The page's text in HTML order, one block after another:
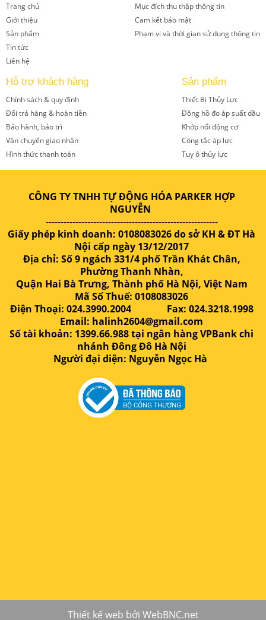
Trang chủ
Giới thiệu
Sản phẩm
Tin tức
Liên hệ
Mục đích thu thập thông tin
Cam kết bảo mật
Phạm vi và thời gian sử dụng thông tin
Hỗ trợ khách hàng
Chính sách & quy định
Đổi trả hàng & hoàn tiền
Bảo hành, bảo trì
Vận chuyển giao nhận
Hình thức thanh toán
Sản phẩm
Thiết Bị Thủy Lực
Đồng hồ đo áp suất dầu
Khớp nối động cơ
Công tắc áp lực
Tuy ô thủy lực
CÔNG TY TNHH TỰ ĐỘNG HÓA PARKER HỢP
NGUYỄN
----------------------------------------------------------
Giấy phép kinh doanh: 0108083026 do sở KH & ĐT Hà
Nội cấp ngày 13/12/2017
Địa chỉ: Số 9 ngách 331/4 phố Trần Khát Chân,
Phường Thanh Nhàn,
Quận Hai Bà Trưng, Thành phố Hà Nội, Việt Nam
Mã Số Thuế: 0108083026
Điện Thoại: 024.3990.2004 Fax: 024.3218.1998
Email: halinh2604@gmail.com
Số tài khoản: 1399.66.988 tại ngân hàng VPBank chi
nhánh Đông Đô Hà Nội
Người đại diện: Nguyễn Ngọc Hà
Thiết kế web bởi WebBNC.net